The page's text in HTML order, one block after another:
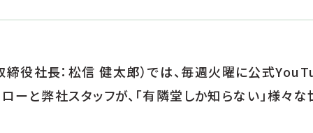
役社長：松信 健太郎）では、毎週火曜に公式
ーと弊社スタッフが、「有隣堂しか知らない」様々